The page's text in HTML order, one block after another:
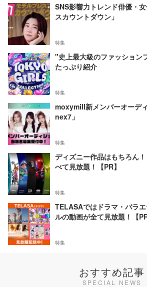
SNS影響力トレンド俳優・
スカウントダウン」
特集
"史上最大級のファッション
たっぷり紹介
特集
moxymill新メンバーオーデ
nex7」
特集
ディズニー作品はもちろん
べて見放題！【PR】
特集
TELASAではドラマ・バラ
ルの動画が全て見放題！【PR
特集
おすすめ記事
SPECIAL NEWS